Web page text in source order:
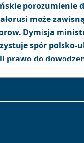
porozumienie
może
Dymisja
spór polsko-
prawo do